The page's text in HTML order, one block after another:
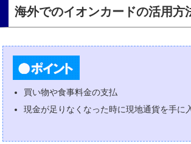
海外でのイオンカードの活用方
買い物や食事料金の支払
現金が足りなくなった時に現地通貨を手に